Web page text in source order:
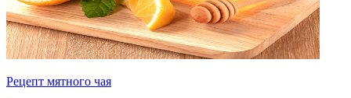
Рецепт мятного чая